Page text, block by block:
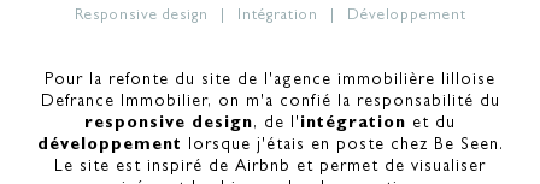
Responsive design Intégration Développement
Pour la refonte du site de l'agence immobilière lilloise
Defrance Immobilier, on m'a confié la responsabilité du
responsive design, de l' intégration et du
développement
lorsque j'étais en poste chez Be Seen.
Le site est inspiré de Airbnb et permet de visualiser